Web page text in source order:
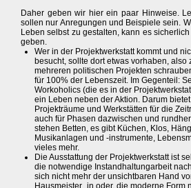
Daher geben wir hier ein paar Hinweise.
sollen nur Anregungen und Beispiele sein.
Leben selbst zu gestalten, kann es
geben.
Wer in der Projektwerkstatt kommt und
besucht, sollte dort etwas vorhaben,
mehreren politischen Projekten
für 100% der Lebenszeit. Im Gegenteil:
Workoholics (die es in der
ein Leben neben der Aktion. Darum
Projekträume und Werkstätten für die
auch für Phasen dazwischen und
stehen Betten, es gibt Küchen, Klos,
Musikanlagen und -instrumente,
vieles mehr.
Die Ausstattung der Projektwerkstatt ist
die notwendige Instandhaltungarbeit
sich nicht mehr der unsichtbaren Hand